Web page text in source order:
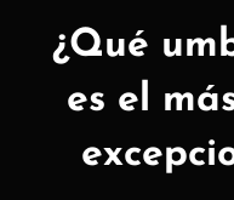
¿Qué
es el